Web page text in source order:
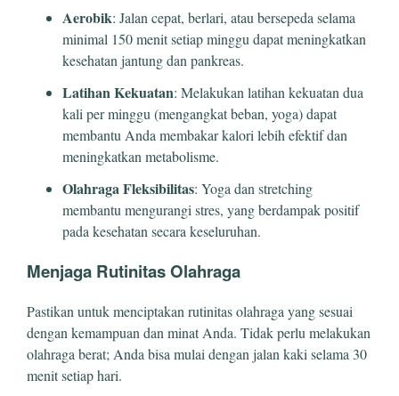
Aerobik: Jalan cepat, berlari, atau bersepeda selama
minimal 150 menit setiap minggu dapat meningkatkan
kesehatan jantung dan pankreas.
Latihan Kekuatan: Melakukan latihan kekuatan dua
kali per minggu (mengangkat beban, yoga) dapat
membantu Anda membakar kalori lebih efektif dan
meningkatkan metabolisme.
Olahraga Fleksibilitas: Yoga dan stretching
membantu mengurangi stres, yang berdampak positif
pada kesehatan secara keseluruhan.
Menjaga Rutinitas Olahraga
Pastikan untuk menciptakan rutinitas olahraga yang sesuai
dengan kemampuan dan minat Anda. Tidak perlu melakukan
olahraga berat; Anda bisa mulai dengan jalan kaki selama 30
menit setiap hari.